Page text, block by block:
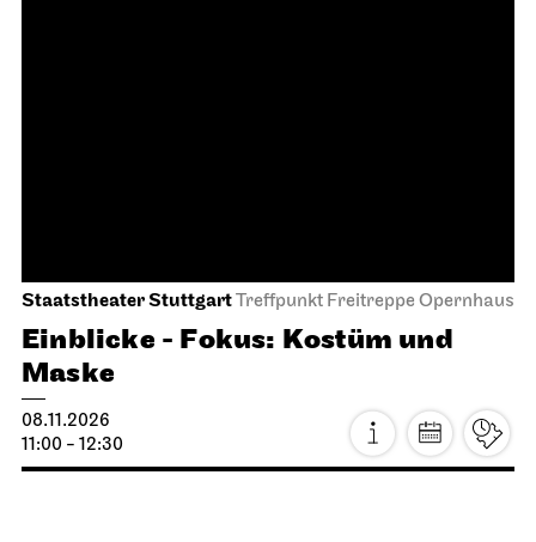
Staatstheater StuttgartTreffpunkt Freitreppe Opernhaus
Einblicke - Fokus: Kostüm und
Maske
08.11.2026
11:00 - 12:30